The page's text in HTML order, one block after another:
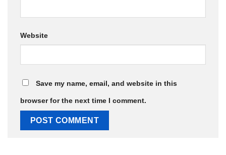
Website
Save my name, email, and website in this
browser for the next time I comment.